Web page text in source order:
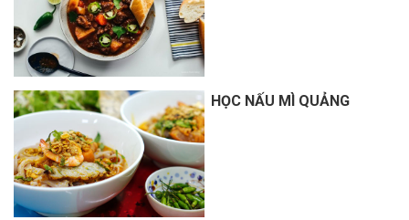
HỌC NẤU MÌ QUẢNG